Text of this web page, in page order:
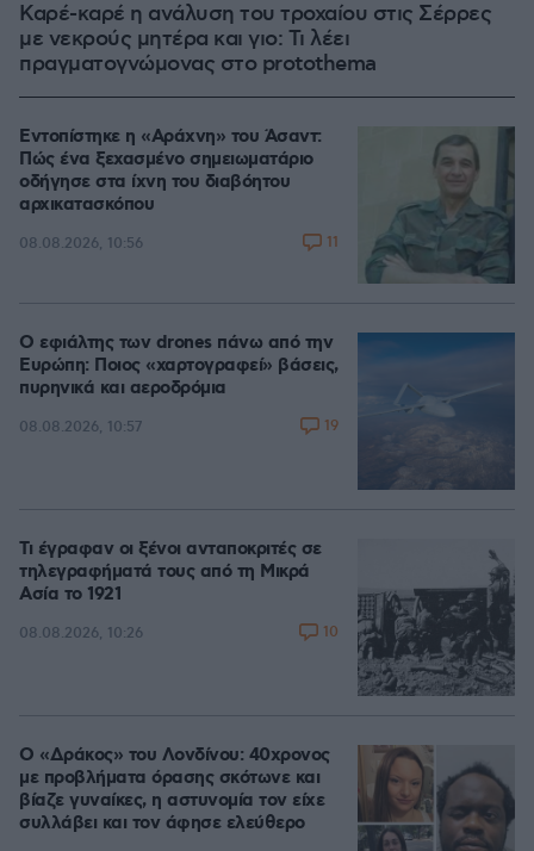
Καρέ-καρέ η ανάλυση του τροχαίου στις Σέρρες
με νεκρούς μητέρα και γιο: Τι λέει
πραγματογνώμονας στο protothema
Εντοπίστηκε η «Αράχνη» του Άσαντ:
Πώς ένα ξεχασμένο σημειωματάριο
οδήγησε στα ίχνη του διαβόητου
αρχικατασκόπου
08.08.2026, 10:56 11
Ο εφιάλτης των drones πάνω από την
Ευρώπη: Ποιος «χαρτογραφεί» βάσεις,
πυρηνικά και αεροδρόμια
08.08.2026, 10:57 19
Τι έγραφαν οι ξένοι ανταποκριτές σε
τηλεγραφήματά τους από τη Μικρά
Ασία το 1921
08.08.2026, 10:26 10
Ο «Δράκος» του Λονδίνου: 40χρονος
με προβλήματα όρασης σκότωνε και
βίαζε γυναίκες, η αστυνομία τον είχε
συλλάβει και τον άφησε ελεύθερο